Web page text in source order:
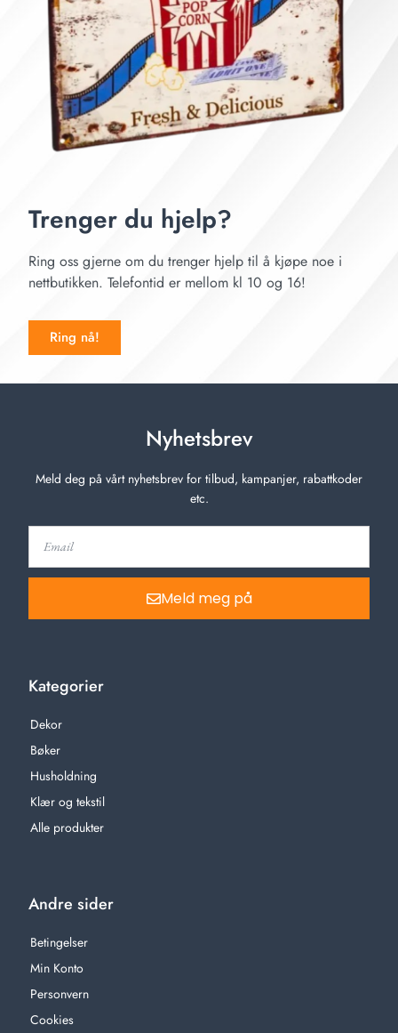
Trenger du hjelp?
Ring oss gjerne om du trenger hjelp til å kjøpe noe i
nettbutikken. Telefontid er mellom kl 10 og 16!
Ring nå!
Nyhetsbrev
Meld deg på vårt nyhetsbrev for tilbud, kampanjer, rabattkoder
etc.
Meld meg på
Kategorier
Dekor
Bøker
Husholdning
Klær og tekstil
Alle produkter
Andre sider
Betingelser
Min Konto
Personvern
Cookies